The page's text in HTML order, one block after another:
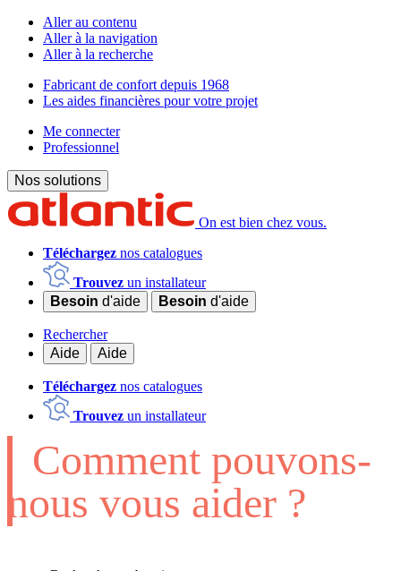
Aller au contenu
Aller à la navigation
Aller à la recherche
Fabricant de confort depuis 1968
Les aides financières pour votre projet
Me connecter
Professionnel
Nos solutions
On est bien chez vous.
Téléchargez nos catalogues
Trouvez un installateur
Besoin d'aide Besoin d'aide
Rechercher
Aide
Aide
Téléchargez nos catalogues
Trouvez un installateur
Comment pouvons-
nous vous aider ?